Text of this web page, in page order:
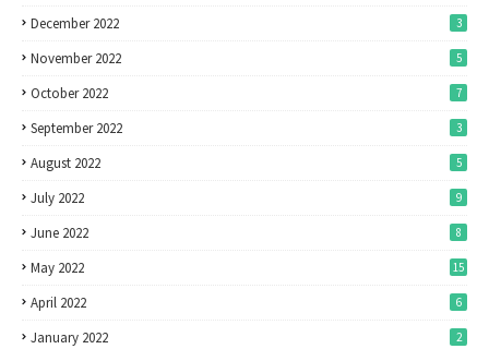
December 2022 3
November 2022 5
October 2022 7
September 2022 3
August 2022 5
July 2022 9
June 2022 8
May 2022 15
April 2022 6
January 2022 2